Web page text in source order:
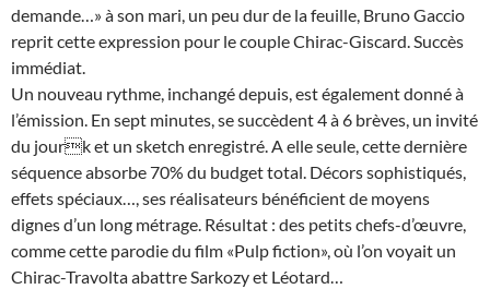
demande…» à son mari, un peu dur de la feuille, Bruno Gaccio
reprit cette expression pour le couple Chirac-Giscard. Succès
immédiat.
Un nouveau rythme, inchangé depuis, est également donné à
l’émission. En sept minutes, se succèdent 4 à 6 brèves, un invité
du jourk et un sketch enregistré. A elle seule, cette dernière
séquence absorbe 70% du budget total. Décors sophistiqués,
effets spéciaux…, ses réalisateurs bénéficient de moyens
dignes d’un long métrage. Résultat : des petits chefs-d’œuvre,
comme cette parodie du film «Pulp fiction», où l’on voyait un
Chirac-Travolta abattre Sarkozy et Léotard…